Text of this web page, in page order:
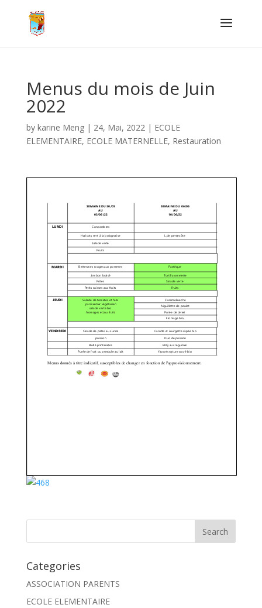
Menus du mois de Juin
2022
by karine Meng| 24, Mai, 2022| ECOLE
ELEMENTAIRE, ECOLE MATERNELLE, Restauration
Categories
ASSOCIATION PARENTS
ECOLE ELEMENTAIRE